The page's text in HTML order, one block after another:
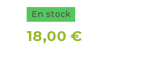
En stock
18,00 €